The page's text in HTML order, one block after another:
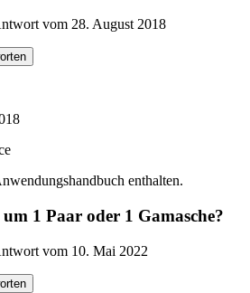
vom 28. August 2018
enthalten.
1 Paar oder 1 Gamasche?
vom 10. Mai 2022